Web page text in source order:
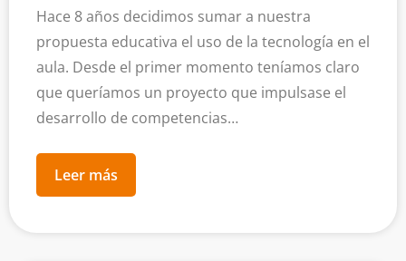
Hace 8 años decidimos sumar a nuestra
propuesta educativa el uso de la tecnología en el
aula. Desde el primer momento teníamos claro
que queríamos un proyecto que impulsase el
desarrollo de competencias…
Leer más